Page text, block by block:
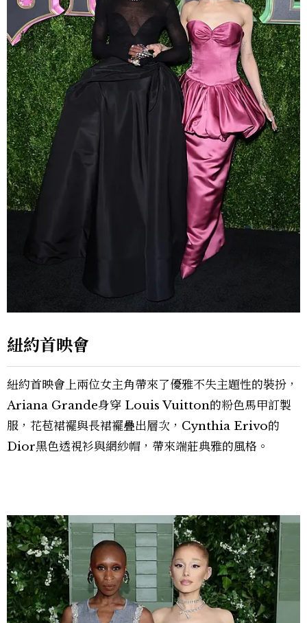
紐約首映會
紐約首映會上兩位女主角帶來了優雅不失主題性的裝扮，
Ariana Grande身穿 Louis Vuitton的粉色馬甲訂製
服，花苞裙襬與長裙襬疊出層次，Cynthia Erivo的
Dior黑色透視衫與網紗帽，帶來端莊典雅的風格。